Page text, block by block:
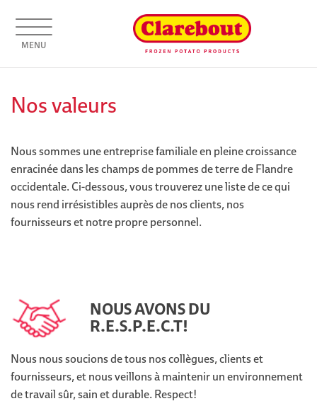
MENU
Nos valeurs
Nous sommes une entreprise familiale en pleine croissance
enracinée dans les champs de pommes de terre de Flandre
occidentale. Ci-dessous, vous trouverez une liste de ce qui
nous rend irrésistibles auprès de nos clients, nos
fournisseurs et notre propre personnel.
NOUS AVONS DU
R.E.S.P.E.C.T!
Nous nous soucions de tous nos collègues, clients et
fournisseurs, et nous veillons à maintenir un environnement
de travail sûr, sain et durable. Respect!